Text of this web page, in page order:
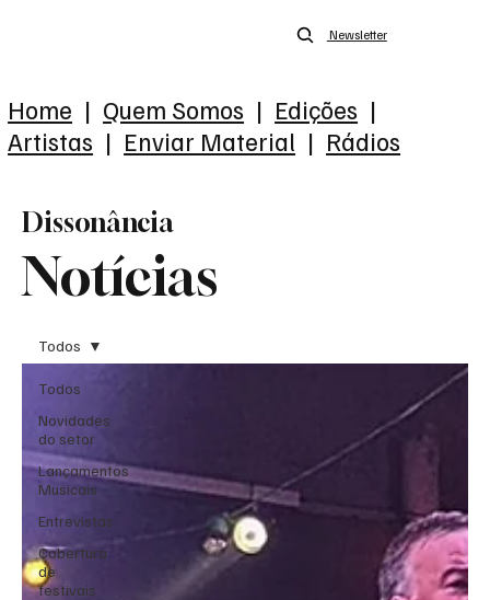
Newsletter
Home | Quem Somos | Edições |
Artistas | Enviar Material | Rádios
Notícias
Dissonância
Todos
Novidades
do setor
Lançamentos
Musicais
Entrevistas
Cobertura
de
festivais
Todos